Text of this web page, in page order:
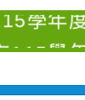
7次代
學年
及新住
115學
融知